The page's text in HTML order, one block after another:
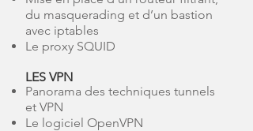
du masquerading et d’un bastion
avec iptables
Le proxy SQUID
LES VPN
Panorama des techniques tunnels
et VPN
Le logiciel OpenVPN